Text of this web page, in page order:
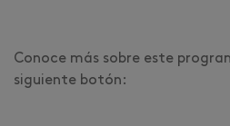
Conoce más sobre este
siguiente botón: